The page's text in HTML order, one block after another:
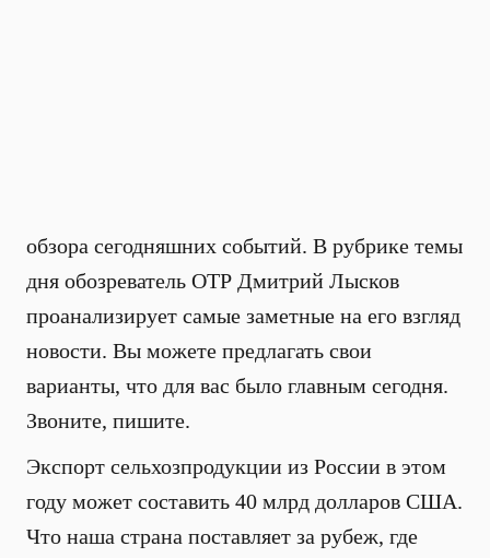
обзора сегодняшних событий. В рубрике темы
дня обозреватель ОТР Дмитрий Лысков
проанализирует самые заметные на его взгляд
новости. Вы можете предлагать свои
варианты, что для вас было главным сегодня.
Звоните, пишите.
Экспорт сельхозпродукции из России в этом
году может составить 40 млрд долларов США.
Что наша страна поставляет за рубеж, где